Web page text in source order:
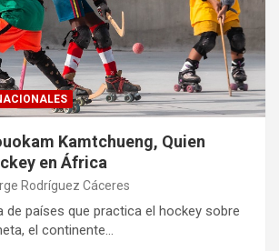
Kamtchueng, Quien
en África
Rodríguez Cáceres
de países que practica el hockey sobre
el continente…